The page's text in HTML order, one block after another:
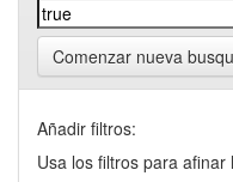
Comenzar nueva
Añadir filtros:
Usa los filtros para afinar